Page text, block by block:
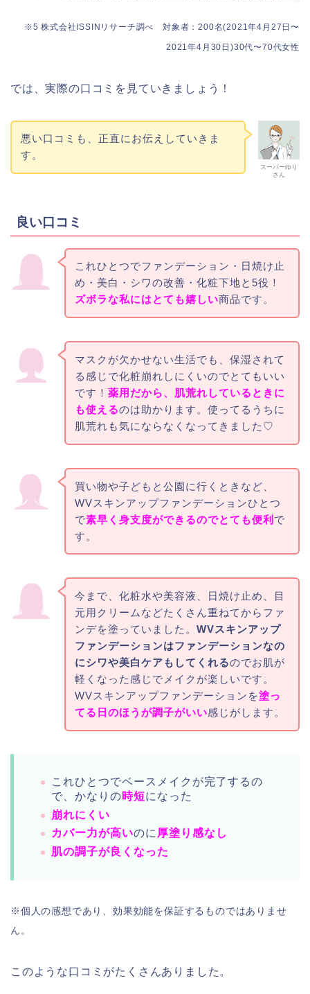
※5 株式会社ISSINリサーチ調べ 対象者：200名(2021年4月27日〜
2021年4月30日)30代〜70代女性
では、実際の口コミを見ていきましょう！
スーパーゆり
さん
悪い口コミも、正直にお伝えしていきま
す。
良い口コミ
これひとつでファンデーション・日焼け止
め・美白・シワの改善・化粧下地と5役！
ズボラな私にはとても嬉しい商品です。
マスクが欠かせない生活でも、保湿されて
る感じで化粧崩れしにくいのでとてもいい
です！ 薬用だから、肌荒れしているときに
も使えるのは助かります。使ってるうちに
肌荒れも気にならなくなってきました♡
買い物や子どもと公園に行くときなど、
WVスキンアップファンデーションひとつ
で素早く身支度ができるのでとても便利 で
す。
今まで、化粧水や美容液、日焼け止め、目
元用クリームなどたくさん重ねてからファ
ンデを塗っていました。 WVスキンアップ
ファンデーションはファンデーションなの
にシワや美白ケアもしてくれるのでお肌が
軽くなった感じでメイクが楽しいです。
WVスキンアップファンデーションを塗っ
てる日のほうが調子がいい感じがします。
これひとつでベースメイクが完了するの
で、かなりの時短になった
崩れにくい
カバー力が高いのに 厚塗り感なし
肌の調子が良くなった
※個人の感想であり、効果効能を保証するものではありませ
ん。
このような口コミがたくさんありました。